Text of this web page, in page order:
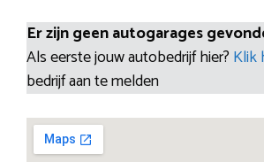
Er zijn geen autogarages
Als eerste jouw autobedrijf hier? Klik
bedrijf aan te melden